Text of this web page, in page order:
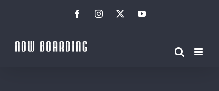
conteúdo
FacebookInstagramTwitterYouTube